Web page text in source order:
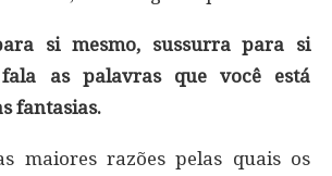
si mesmo, sussurra para si
as palavras que você está
fantasias.
maiores razões pelas quais os